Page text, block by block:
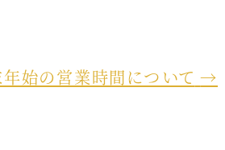
始の営業時間について →